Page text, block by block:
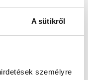
A sütikről
személyre
alapját.